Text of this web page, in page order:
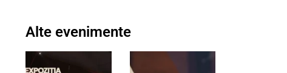
Alte evenimente